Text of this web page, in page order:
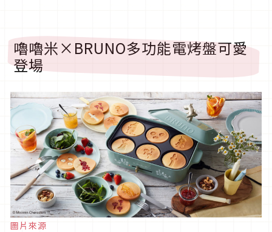
嚕嚕米×BRUNO多功能電烤盤可愛
登場
圖片來源